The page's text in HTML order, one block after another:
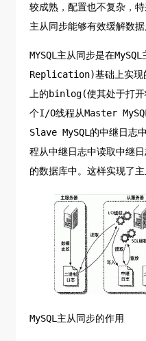
较成熟，配置也不复杂，
主从同步能够有效缓解数据
MYSQL主从同步是在
Replication)基础上实现
上的binlog(使其处于打
个I/O线程从Master
Slave MySQL的中继日志
程从中继日志中读取中继
的数据库中。这样实现了主
MySQL主从同步的作用